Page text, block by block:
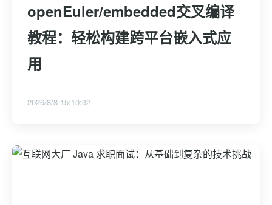
openEuler/embedded交叉编译
教程：轻松构建跨平台嵌入式应
用
2026/8/8 15:10:32